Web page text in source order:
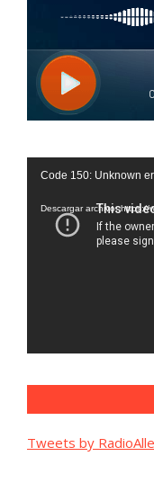
Reproductor
vídeo
Code 150: Unknown
Descargar archivo: https://
Tweets by